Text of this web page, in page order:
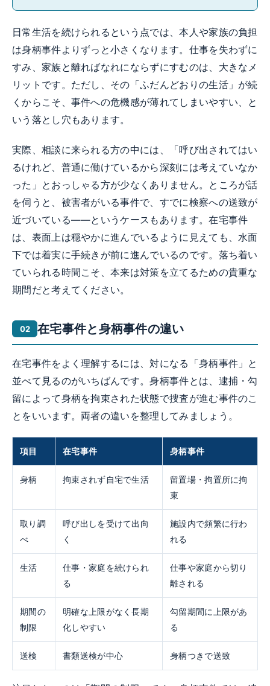
日常生活を続けられるという点では、本人や家族の負担
は身柄事件よりずっと小さくなります。仕事を失わずに
すみ、家族と離ればなれにならずにすむのは、大きなメ
リットです。ただし、その「ふだんどおりの生活」が続
くからこそ、事件への危機感が薄れてしまいやすい、と
いう落とし穴もあります。
実際、相談に来られる方の中には、「呼び出されてはい
るけれど、普通に働けているから深刻には考えていなか
った」とおっしゃる方が少なくありません。ところが話
を伺うと、被害者がいる事件で、すでに検察への送致が
近づいている——というケースもあります。在宅事件
は、表面上は穏やかに進んでいるように見えても、水面
下では着実に手続きが前に進んでいるのです。落ち着い
ていられる時間こそ、本来は対策を立てるための貴重な
期間だと考えてください。
在宅事件と身柄事件の違い
在宅事件をよく理解するには、対になる「身柄事件」と
並べて見るのがいちばんです。身柄事件とは、逮捕・勾
留によって身柄を拘束された状態で捜査が進む事件のこ
とをいいます。両者の違いを整理してみましょう。
項目 在宅事件 身柄事件
身柄 拘束されず自宅で生活
留置場・拘置所に拘
束
取り調
べ
呼び出しを受けて出向
く
施設内で頻繁に行わ
れる
生活
仕事・家庭を続けられ
る
仕事や家庭から切り
離される
期間の
制限
明確な上限がなく長期
化しやすい
勾留期間に上限があ
る
送検 書類送検が中心 身柄つきで送致